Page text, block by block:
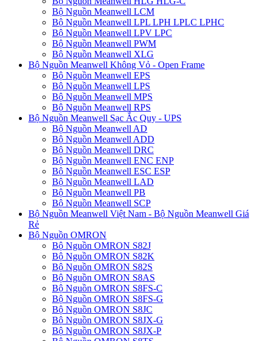
Bộ Nguồn Meanwell LCM
Bộ Nguồn Meanwell LPL LPH LPLC LPHC
Bộ Nguồn Meanwell LPV LPC
Bộ Nguồn Meanwell PWM
Bộ Nguồn Meanwell XLG
Bộ Nguồn Meanwell Không Vỏ - Open Frame
Bộ Nguồn Meanwell EPS
Bộ Nguồn Meanwell LPS
Bộ Nguồn Meanwell MPS
Bộ Nguồn Meanwell RPS
Bộ Nguồn Meanwell Sạc Ắc Quy - UPS
Bộ Nguồn Meanwell AD
Bộ Nguồn Meanwell ADD
Bộ Nguồn Meanwell DRC
Bộ Nguồn Meanwell ENC ENP
Bộ Nguồn Meanwell ESC ESP
Bộ Nguồn Meanwell LAD
Bộ Nguồn Meanwell PB
Bộ Nguồn Meanwell SCP
Bộ Nguồn Meanwell Việt Nam - Bộ Nguồn Meanwell Giá
Rẻ
Bộ Nguồn OMRON
Bộ Nguồn OMRON S82J
Bộ Nguồn OMRON S82K
Bộ Nguồn OMRON S82S
Bộ Nguồn OMRON S8AS
Bộ Nguồn OMRON S8FS-C
Bộ Nguồn OMRON S8FS-G
Bộ Nguồn OMRON S8JC
Bộ Nguồn OMRON S8JX-G
Bộ Nguồn OMRON S8JX-P